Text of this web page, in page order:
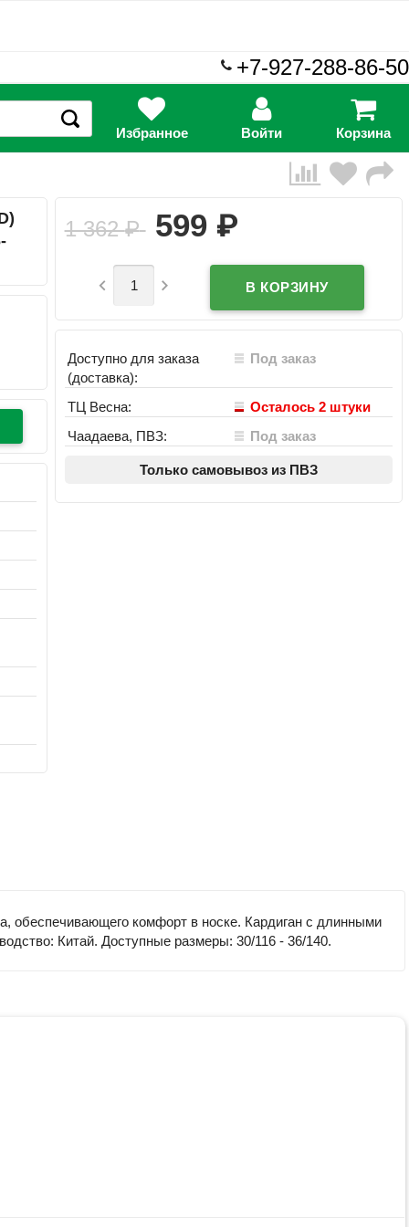
+7-927-288-86-50
Избранное Войти Корзина
1 362₽ 599 ₽
 
Доступно для заказа
(доставка):
Под заказ
ТЦ Весна:
Осталось 2 штуки
Чаадаева, ПВЗ:
Под заказ
Только самовывоз из ПВЗ
обеспечивающего комфорт в носке. Кардиган с длинными
Китай. Доступные размеры: 30/116 - 36/140.